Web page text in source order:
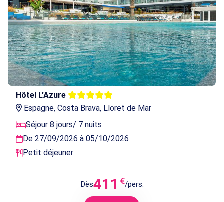
Hôtel L'Azure
Espagne, Costa Brava, Lloret de Mar
Séjour 8 jours/ 7 nuits
De 27/09/2026 à 05/10/2026
Petit déjeuner
Dès411 €/pers.